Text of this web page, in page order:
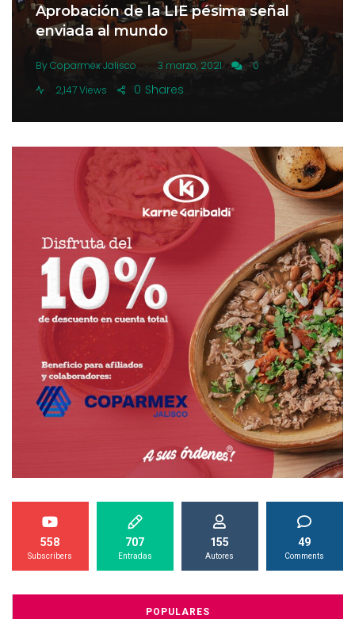
Aprobación de la LIE pésima señal
enviada al mundo
By Coparmex Jalisco . 3 marzo, 2021
0
2,147 Views
Shares
0
558
Subscribers
707
Entradas
155
Autores
49
Comments
POPULARES